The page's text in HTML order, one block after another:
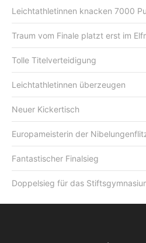
Leichtathletinnen knacken 7000
Traum vom Finale platzt erst im
Tolle Titelverteidigung
Leichtathletinnen überzeugen
Neuer Kickertisch
Europameisterin der
Fantastischer Finalsieg
Doppelsieg für das